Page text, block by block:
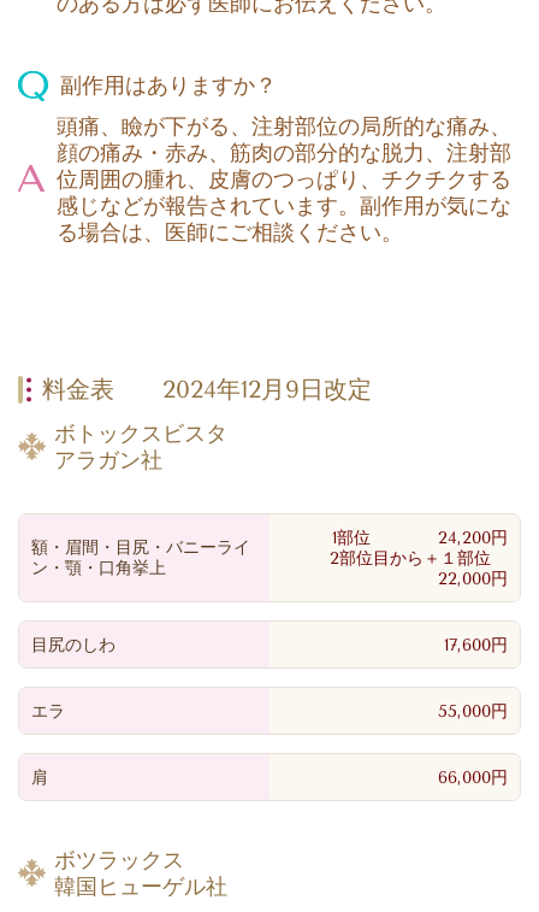
副作用はありますか？
頭痛、瞼が下がる、注射部位の局所的な痛み、
顔の痛み・赤み、筋肉の部分的な脱力、注射部
位周囲の腫れ、皮膚のつっぱり、チクチクする
感じなどが報告されています。副作用が気にな
る場合は、医師にご相談ください。
料金表 2024年12月9日改定
ボトックスビスタ
アラガン社
額・眉間・目尻・バニーライ
ン・顎・口角挙上
1部位 24,200円
2部位目から＋１部位
22,000円
目尻のしわ 17,600円
エラ 55,000円
肩 66,000円
ボツラックス
韓国ヒューゲル社